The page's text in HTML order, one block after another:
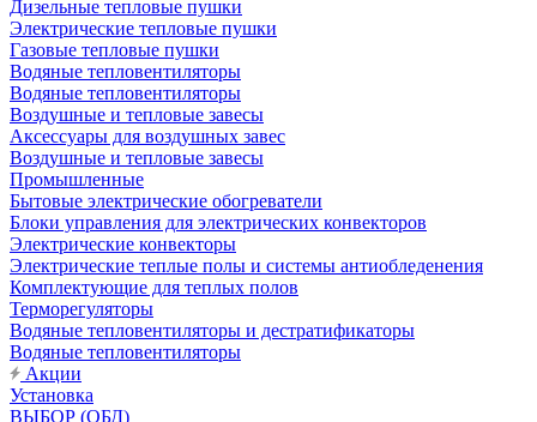
Дизельные тепловые пушки
Электрические тепловые пушки
Газовые тепловые пушки
Водяные тепловентиляторы
Водяные тепловентиляторы
Воздушные и тепловые завесы
Аксессуары для воздушных завес
Воздушные и тепловые завесы
Промышленные
Бытовые электрические обогреватели
Блоки управления для электрических конвекторов
Электрические конвекторы
Электрические теплые полы и системы антиобледенения
Комплектующие для теплых полов
Терморегуляторы
Водяные тепловентиляторы и дестратификаторы
Водяные тепловентиляторы
Акции
Установка
ВЫБОР (ОБД)